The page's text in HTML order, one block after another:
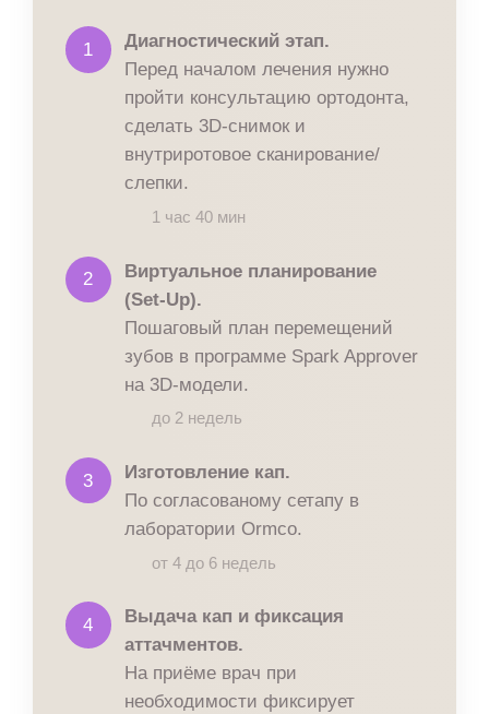
1
Диагностический этап.
Перед началом лечения нужно
пройти консультацию ортодонта,
сделать 3D-снимок и
внутриротовое сканирование/
слепки.
1 час 40 мин
2
Виртуальное планирование
(Set-Up).
Пошаговый план перемещений
зубов в программе Spark Approver
на 3D-модели.
до 2 недель
3
Изготовление кап.
По согласованому сетапу в
лаборатории Ormco.
от 4 до 6 недель
4
Выдача кап и фиксация
аттачментов.
На приёме врач при
необходимости фиксирует